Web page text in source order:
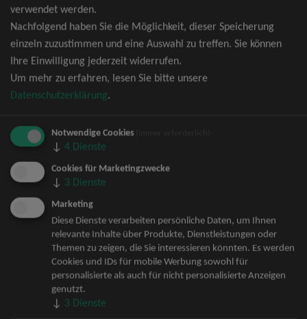
André Rieu Tickets
David Garrett Tickets
Andrea Berg Tickets
Backstreet Boys Tickets
Unheilig Tickets
Santiano Tickets
Bryan Adams Tickets
Andreas Gabalier Tickets
Die Fantastischen Vier Tickets
Herbert Grönemeyer Tickets
Deep Purple Tickets
Howard Carpendale Tickets
Jan Delay & Disko No.1 Tickets
Pur Tickets
Bob Dylan Tickets
Mark Forster Tickets
The Prodigy Tickets
verwendet werden.
Nachfolgend haben Sie die Möglichkeit, dieser Speicherung
einzeln zuzustimmen und eine Auswahl zu treffen. Sie können
Ihre Einwilligung jederzeit widerrufen.
Um mehr zu erfahren, lesen Sie bitte unsere
Datenschutzerklärung.
Notwendige Cookies
↓ 4 Dienste
Cookies für Marketingzwecke
↓ 3 Dienste
Marketing
Diese Dienste verarbeiten persönliche Daten, um Ihnen
relevante Inhalte über Produkte, Dienstleistungen oder
Themen zu zeigen, die Sie interessieren könnten. Es werden
Cookies und IDs für mobile Werbung sowohl für
personalisierte als auch für nicht personalisierte Anzeigen
genutzt.
↓ 3 Dienste